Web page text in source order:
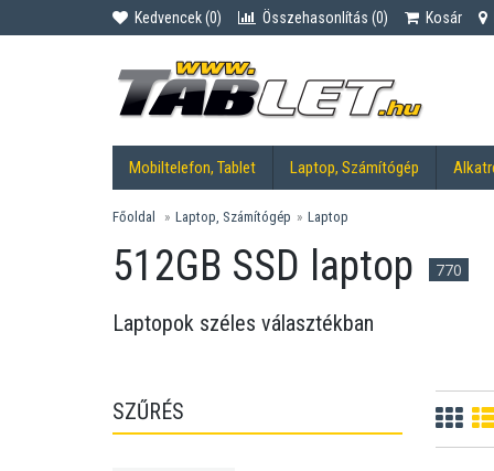
Kedvencek (0) Összehasonlítás (0) Kosár
Mobiltelefon, Tablet Laptop, Számítógép
Főoldal Laptop, Számítógép Laptop
512GB SSD laptop 770
Laptopok széles választékban
SZŰRÉS